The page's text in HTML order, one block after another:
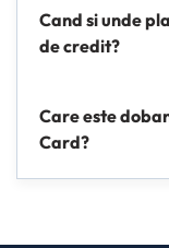
Cand si unde
de credit?
Care este
Card?